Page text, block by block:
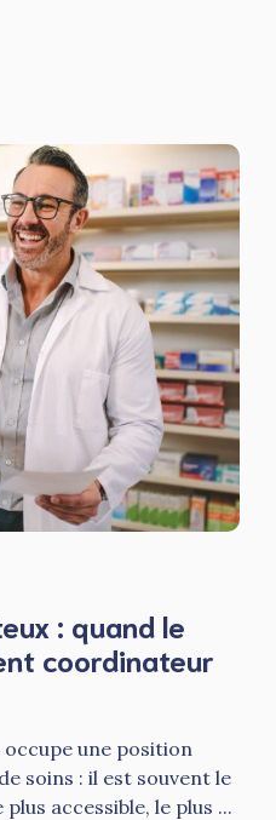
: quand le
coordinateur
occupe une position
soins : il est souvent le
accessible, le plus ...